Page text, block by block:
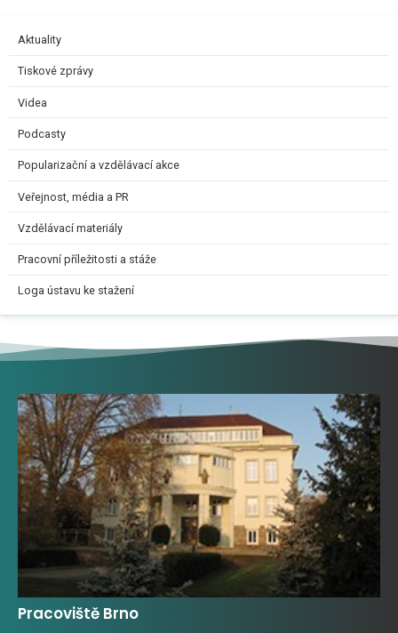
Aktuality
Tiskové zprávy
Videa
Podcasty
Popularizační a vzdělávací akce
Veřejnost, média a PR
Vzdělávací materiály
Pracovní příležitosti a stáže
Loga ústavu ke stažení
Pracoviště Brno